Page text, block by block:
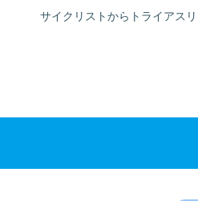
サイクリストからトライアス